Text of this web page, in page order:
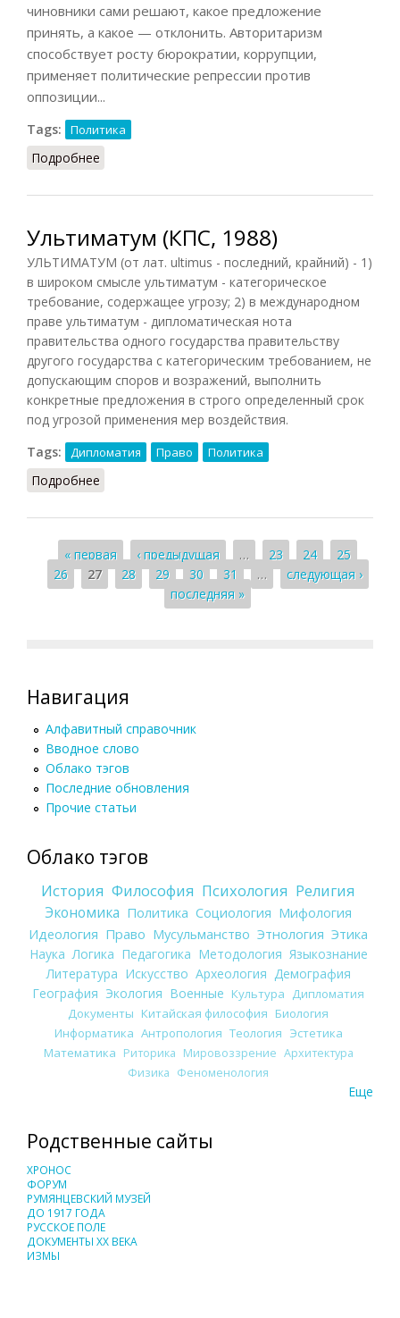
чиновники сами решают, какое предложение
принять, а какое — отклонить. Авторитаризм
способствует росту бюрократии, коррупции,
применяет политические репрессии против
оппозиции...
Tags: Политика
Подробнее
Ультиматум (КПС, 1988)
УЛЬТИМАТУМ (от лат. ultimus - последний, крайний) - 1)
в широком смысле ультиматум - категорическое
требование, содержащее угрозу; 2) в международном
праве ультиматум - дипломатическая нота
правительства одного государства правительству
другого государства с категорическим требованием, не
допускающим споров и возражений, выполнить
конкретные предложения в строго определенный срок
под угрозой применения мер воздействия.
Tags:
Дипломатия Право Политика
Подробнее
Страницы
« первая ‹ предыдущая … 23 24
25
26
27 28 29 30 31 …
следующая ›
последняя »
Навигация
Алфавитный справочник
Вводное слово
Облако тэгов
Последние обновления
Прочие статьи
Облако тэгов
История Философия Психология Религия
Экономика Политика Социология Мифология
Идеология Право Мусульманство Этнология Этика
Наука Логика Педагогика Методология Языкознание
Литература Искусство Археология Демография
География Экология Военные Культура
Дипломатия
Документы Китайская философия Биология
Информатика Антропология Теология Эстетика
Математика Риторика Мировоззрение Архитектура
Физика Феноменология
Еще
Родственные сайты
ХРОНОС
ФОРУМ
РУМЯНЦЕВСКИЙ МУЗЕЙ
ДО 1917 ГОДА
РУССКОЕ ПОЛЕ
ДОКУМЕНТЫ XX ВЕКА
ИЗМЫ